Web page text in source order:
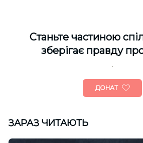
Cтаньте частиною
зберігає правду
ДОНАТ
ЗАРАЗ ЧИТАЮТЬ